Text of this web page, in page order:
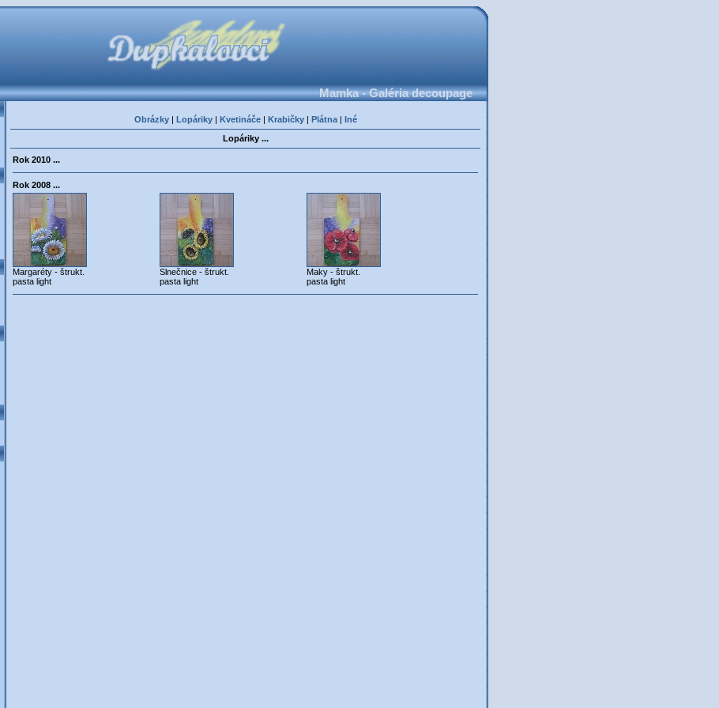
Mamka - Galéria decoupage
Obrázky| Lopáriky| Kvetináče| Krabičky| Plátna| Iné
Lopáriky ...
Rok 2010 ...
Rok 2008 ...
Margaréty - štrukt.
pasta light
Slnečnice - štrukt.
pasta light
Maky - štrukt.
pasta light